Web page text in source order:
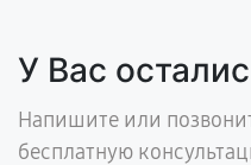
У Вас
Напишите или
бесплатную